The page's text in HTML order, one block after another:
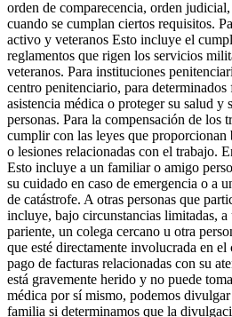
orden de comparecencia, orden
cuando se cumplan ciertos requisitos.
activo y veteranos Esto incluye el
reglamentos que rigen los servicios
veteranos. Para instituciones
centro penitenciario, para determinados
asistencia médica o proteger su salud y
personas. Para la compensación de los
cumplir con las leyes que proporcionan
o lesiones relacionadas con el trabajo.
Esto incluye a un familiar o amigo
su cuidado en caso de emergencia o a
de catástrofe. A otras personas que
incluye, bajo circunstancias limitadas,
pariente, un colega cercano u otra
que esté directamente involucrada en
pago de facturas relacionadas con su
está gravemente herido y no puede
médica por sí mismo, podemos
familia si determinamos que la